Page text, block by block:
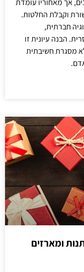
וקבלת החלטות.
חברתית,
הבנה עיונית זו
מסגרת חשיבתית
ומארזים